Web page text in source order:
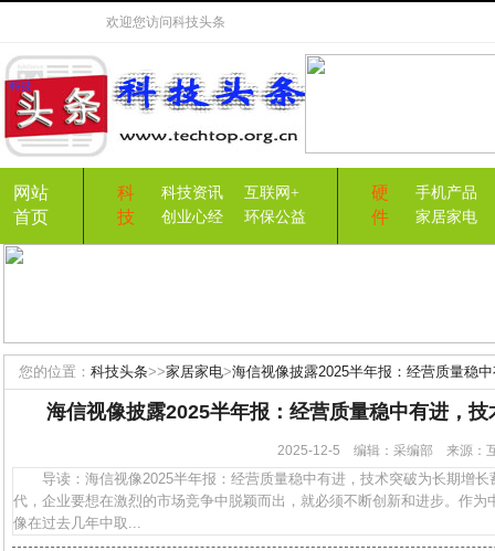
欢迎您访问科技头条
网站
首页
科
技
科技资讯
互联网+
创业心经
环保公益
硬
件
手机产品
家居家电
您的位置： 科技头条>>家居家电>海信视像披露2025半年报：经营质量稳
海信视像披露2025半年报：经营质量稳中有进，
2025-12-5 编辑：采编部 来源
导读：海信视像2025半年报：经营质量稳中有进，技术突破为长期增长
代，企业要想在激烈的市场竞争中脱颖而出，就必须不断创新和进步。作
像在过去几年中取...